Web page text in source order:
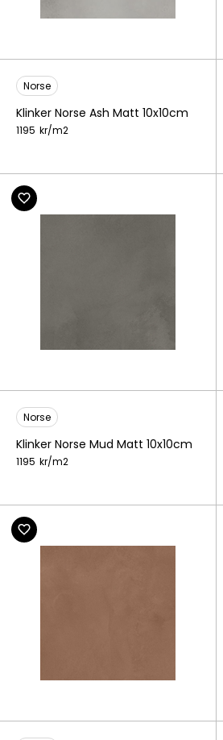
Norse
Klinker Norse Ash Matt 10x10cm
1195 kr/m2
Norse
Klinker Norse Mud Matt 10x10cm
1195 kr/m2